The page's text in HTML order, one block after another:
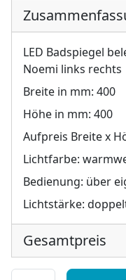
LED Badspiegel
Noemi links rechts
Breite in mm: 400
Höhe in mm: 400
Aufpreis Breite x
Lichtfarbe:
Bedienung: über
Lichtstärke:
Gesamtpreis
LED Badspiegel